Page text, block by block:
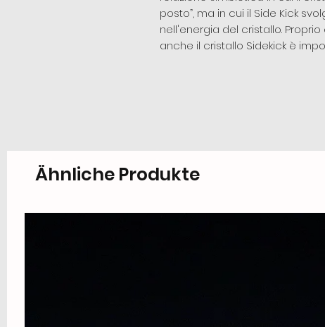
posto”, ma in cui il Side Kick
nell'energia del cristallo.
anche il cristallo Sidekick è
Ähnliche Produkte